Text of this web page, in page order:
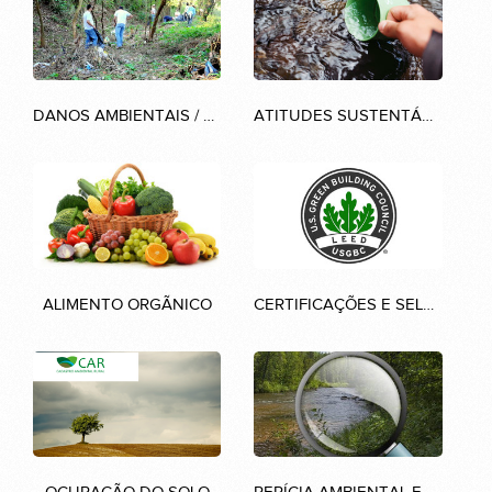
DANOS AMBIENTAIS / DESASTRES ATITUDES SUSTENTÁVEIS
ALIMENTO ORGÃNICO CERTIFICAÇÕES E SELOS AMBIENTAIS